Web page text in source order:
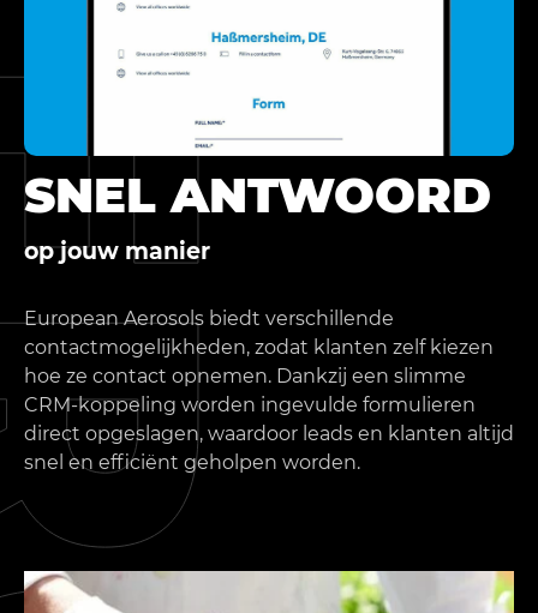
SNEL ANTWOORD
op jouw manier
European Aerosols biedt verschillende
contactmogelijkheden, zodat klanten zelf kiezen
hoe ze contact opnemen. Dankzij een slimme
CRM-koppeling worden ingevulde formulieren
direct opgeslagen, waardoor leads en klanten altijd
snel en efficiënt geholpen worden.